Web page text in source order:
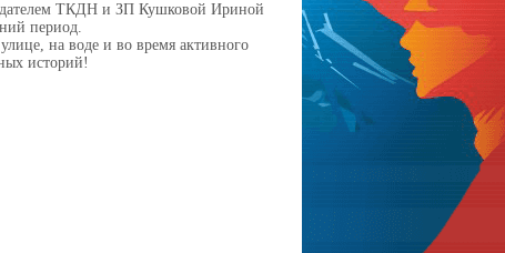
ТКДН и ЗП Кушковой Ириной
период.
на воде и во время активного
историй!